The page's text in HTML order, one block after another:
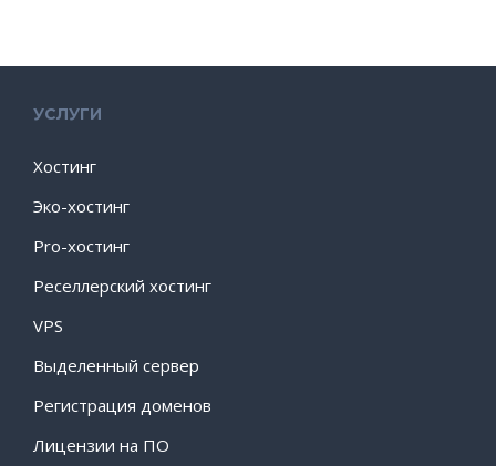
УСЛУГИ
Хостинг
Эко-хостинг
Pro-хостинг
Реселлерский хостинг
VPS
Выделенный сервер
Регистрация доменов
Лицензии на ПО